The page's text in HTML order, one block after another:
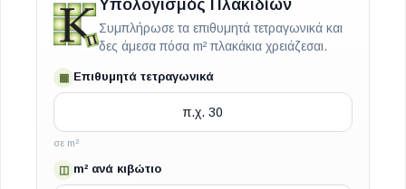
Υπολογισμός Πλακιδίων
Συμπλήρωσε τα επιθυμητά τετραγωνικά και
δες άμεσα πόσα m² πλακάκια χρειάζεσαι.
▦ Επιθυμητά τετραγωνικά
σε m²
◫ m² ανά κιβώτιο